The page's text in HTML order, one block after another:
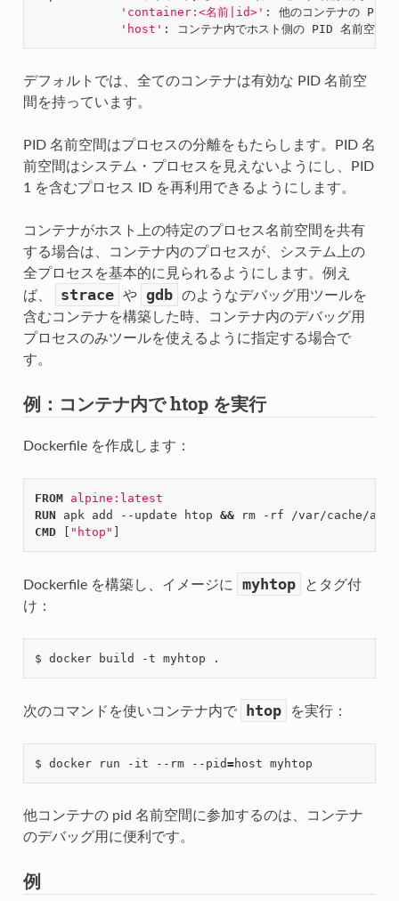
'container:<名前|id>' : 他のコンテナの PID
'host'
デフォルトでは、全てのコンテナは有効な PID 名前空
間を持っています。
PID 名前空間はプロセスの分離をもたらします。PID 名
前空間はシステム・プロセスを見えないようにし、PID
1 を含むプロセス ID を再利用できるようにします。
コンテナがホスト上の特定のプロセス名前空間を共有
する場合は、コンテナ内のプロセスが、システム上の
全プロセスを基本的に見られるようにします。例え
ば、
strace や gdb
のようなデバッグ用ツールを
含むコンテナを構築した時、コンテナ内のデバッグ用
プロセスのみツールを使えるように指定する場合で
す。
例：コンテナ内で htop を実行
Dockerfile を作成します：
FROM
alpine:latest
RUN apk add --update htop &&
CMD
[ "htop" ]
Dockerfile を構築し、イメージに myhtop
とタグ付
け：
次のコマンドを使いコンテナ内で htop を実行：
$ docker run -it --rm --pid=
他コンテナの pid 名前空間に参加するのは、コンテナ
のデバッグ用に便利です。
例